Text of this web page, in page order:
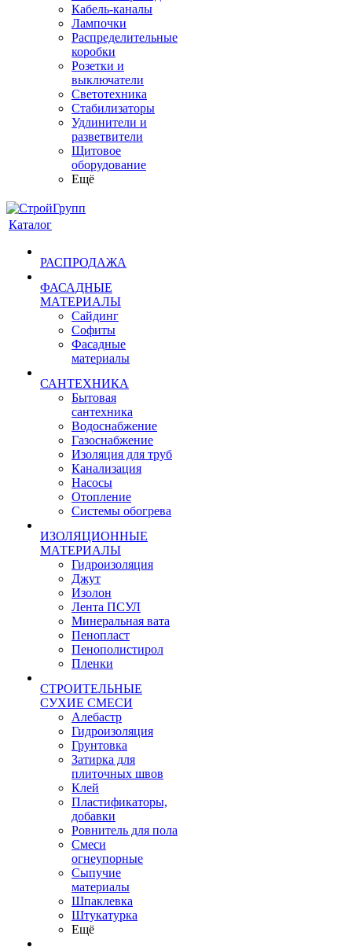
Кабель-каналы
Лампочки
Распределительные
коробки
Розетки и
выключатели
Светотехника
Стабилизаторы
Удлинители и
разветвители
Щитовое
оборудование
Ещё
Каталог
РАСПРОДАЖА
ФАСАДНЫЕ
МАТЕРИАЛЫ
Сайдинг
Софиты
Фасадные
материалы
САНТЕХНИКА
Бытовая
сантехника
Водоснабжение
Газоснабжение
Изоляция для труб
Канализация
Насосы
Отопление
Системы обогрева
ИЗОЛЯЦИОННЫЕ
МАТЕРИАЛЫ
Гидроизоляция
Джут
Изолон
Лента ПСУЛ
Минеральная вата
Пенопласт
Пенополистирол
Пленки
СТРОИТЕЛЬНЫЕ
СУХИЕ СМЕСИ
Алебастр
Гидроизоляция
Грунтовка
Затирка для
плиточных швов
Клей
Пластификаторы,
добавки
Ровнитель для пола
Смеси
огнеупорные
Сыпучие
материалы
Шпаклевка
Штукатурка
Ещё